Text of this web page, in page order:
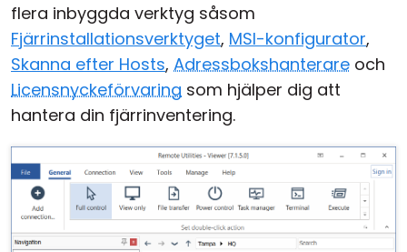
flera inbyggda verktyg såsom
Fjärrinstallationsverktyget, MSI-konfigurator,
Skanna efter Hosts, Adressbokshanterare och
Licensnyckeförvaring som hjälper dig att
hantera din fjärrinventering.